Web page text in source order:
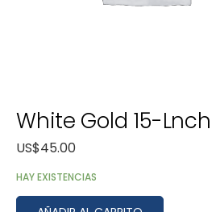
White Gold 15-
US$45.00
HAY EXISTENCIAS